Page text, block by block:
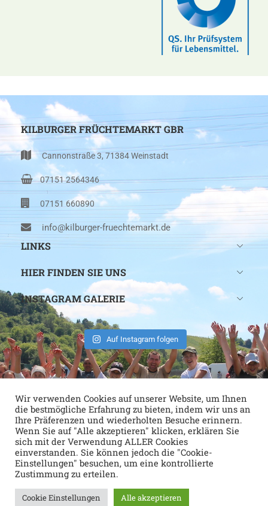
KILBURGER FRÜCHTEMARKT GBR
Cannonstraße 3, 71384 Weinstadt
07151 2564346
07151 660890
info@kilburger-fruechtemarkt.de
LINKS
HIER FINDEN SIE UNS
INSTAGRAM GALERIE
Auf Instagram folgen
Wir verwenden Cookies auf unserer Website, um Ihnen
die bestmögliche Erfahrung zu bieten, indem wir uns an
Ihre Präferenzen und wiederholten Besuche erinnern.
Wenn Sie auf "Alle akzeptieren" klicken, erklären Sie
sich mit der Verwendung ALLER Cookies
einverstanden. Sie können jedoch die "Cookie-
Einstellungen" besuchen, um eine kontrollierte
Zustimmung zu erteilen.
Cookie Einstellungen Alle akzeptieren